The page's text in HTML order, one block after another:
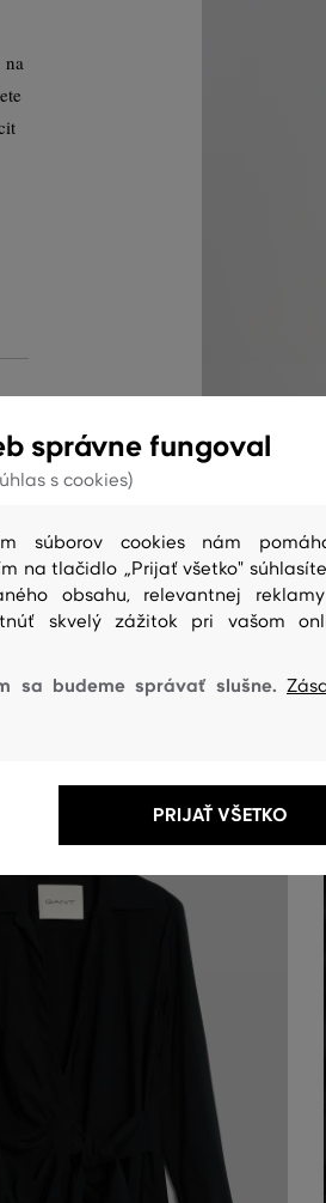
na
správne fungoval
s cookies)
súborov cookies nám
na tlačidlo „Prijať všetko"
obsahu, relevantnej
skvelý zážitok pri vašom
sa budeme správať slušne.
PRIJAŤ VŠETKO